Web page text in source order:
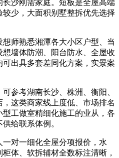
沙刚需家庭。短板是全屋高端
少，大面积别墅整拆优先选择
师熟悉湘潭各大小区户型、当
墙体防潮、阳台防水、全屋收
出具多套差同化方案，实景案
考湖南长沙、株洲、衡阳、
这类商家线上度低、市场排名
工做室精细化施工的业从，各
给联系体例。
对一细化全屋分项报价，水
体、软拆辅材全数标注清晰，